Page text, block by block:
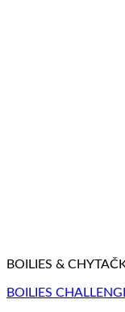
BOILIES &
BOILIES